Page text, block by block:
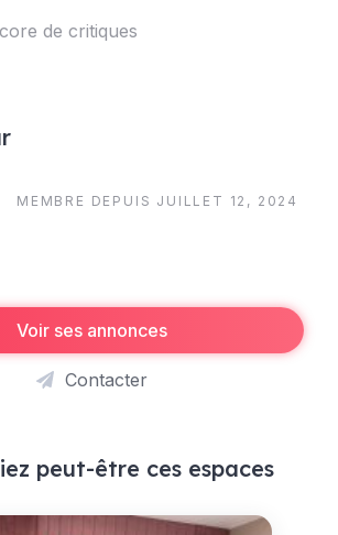
de critiques
MEMBRE DEPUIS JUILLET 12, 2024
Voir ses annonces
Contacter
peut-être ces espaces